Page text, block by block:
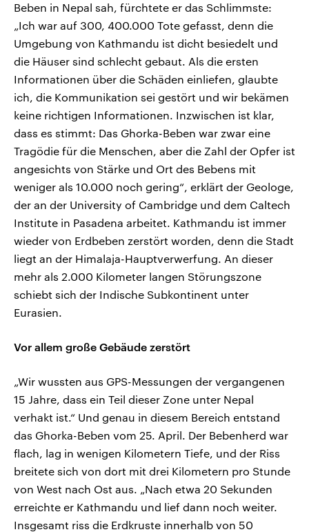
Beben in Nepal sah, fürchtete er das Schlimmste:
„Ich war auf 300, 400.000 Tote gefasst, denn die
Umgebung von Kathmandu ist dicht besiedelt und
die Häuser sind schlecht gebaut. Als die ersten
Informationen über die Schäden einliefen, glaubte
ich, die Kommunikation sei gestört und wir bekämen
keine richtigen Informationen. Inzwischen ist klar,
dass es stimmt: Das Ghorka-Beben war zwar eine
Tragödie für die Menschen, aber die Zahl der Opfer ist
angesichts von Stärke und Ort des Bebens mit
weniger als 10.000 noch gering“, erklärt der Geologe,
der an der University of Cambridge und dem Caltech
Institute in Pasadena arbeitet. Kathmandu ist immer
wieder von Erdbeben zerstört worden, denn die Stadt
liegt an der Himalaja-Hauptverwerfung. An dieser
mehr als 2.000 Kilometer langen Störungszone
schiebt sich der Indische Subkontinent unter
Eurasien.
Vor allem große Gebäude zerstört
„Wir wussten aus GPS-Messungen der vergangenen
15 Jahre, dass ein Teil dieser Zone unter Nepal
verhakt ist.“ Und genau in diesem Bereich entstand
das Ghorka-Beben vom 25. April. Der Bebenherd war
flach, lag in wenigen Kilometern Tiefe, und der Riss
breitete sich von dort mit drei Kilometern pro Stunde
von West nach Ost aus. „Nach etwa 20 Sekunden
erreichte er Kathmandu und lief dann noch weiter.
Insgesamt riss die Erdkruste innerhalb von 50